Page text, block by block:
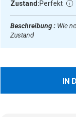
Zustand:Perfekt
Beschreibung : Wie
Zustand
IN